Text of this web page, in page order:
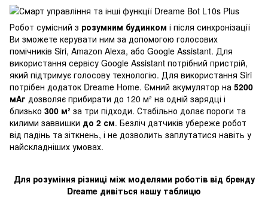
Робот сумісний з розумним будинком і після синхронізації
Ви зможете керувати ним за допомогою голосових
помічників Siri, Amazon Alexa, або Google Assistant. Для
використання сервісу Google Assistant потрібний пристрій,
який підтримує голосову технологію. Для використання Siri
потрібен додаток Dreame Home. Ємний акумулятор на 5200
мАг дозволяє прибирати до 120 м² на одній зарядці і
близько 300 м² за три підходи. Стабільно долає пороги та
килими заввишки до 2 см. Безліч датчиків убереже робот
від падінь та зіткнень, і не дозволить заплутатися навіть у
найскладніших умовах.
Для розуміння різниці між моделями роботів від бренду
Dreame дивіться нашу таблицю